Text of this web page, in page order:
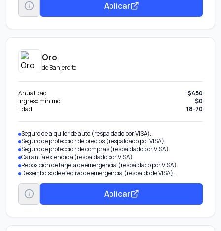
Aplicar
Oro
deBanjercito
Anualidad
$450
Ingreso mínimo
$0
Edad
18-70
Seguro de alquiler de auto (respaldado por VISA).
Seguro de protección de precios (respaldado por VISA).
Seguro de protección de compras (respaldado por VISA).
Garantía extendida (respaldado por VISA).
Reposición de tarjeta de emergencia (respaldado por VISA).
Desembolso de efectivo de emergencia (respaldo de VISA).
Aplicar